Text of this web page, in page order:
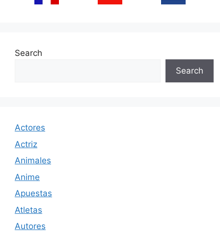
Search
Search
Actores
Actriz
Animales
Anime
Apuestas
Atletas
Autores